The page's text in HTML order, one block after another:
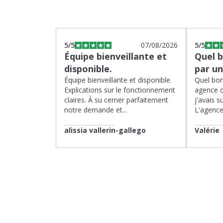
5/5 07/08/2026
Équipe bienveillante et
disponible.
Équipe bienveillante et disponible.
Explications sur le fonctionnement
claires. À su cerner parfaitement
notre demande et...
alissia vallerin-gallego
5/5
Quel
par
Quel
agence
j'avais
Valérie